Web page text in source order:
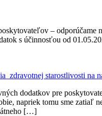
–
s účinnosťou od
zdravotnej starostlivosti na
dodatkov pre
napriek tomu sme
[…]